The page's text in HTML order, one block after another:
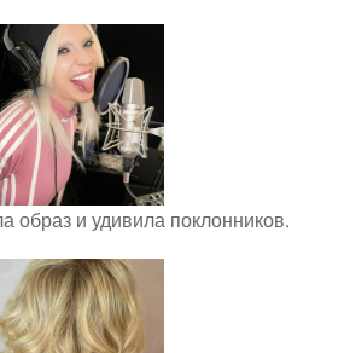
образ и удивила поклонников.